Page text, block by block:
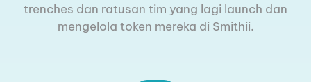
trenches dan ratusan tim yang lagi launch dan
mengelola token mereka di Smithii.